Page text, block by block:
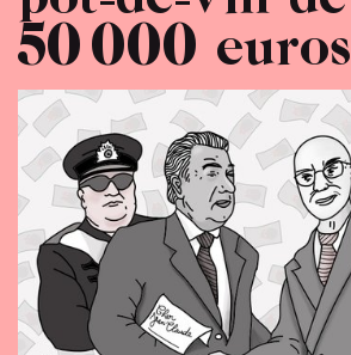
50 000 euros